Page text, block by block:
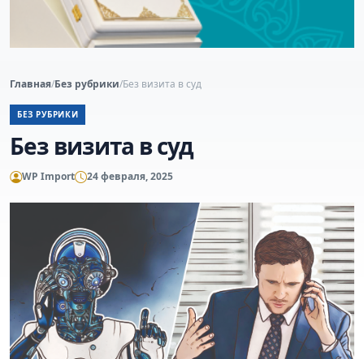
Главная/Без рубрики/Без визита в суд
БЕЗ РУБРИКИ
Без визита в суд
WP Import 24 февраля, 2025